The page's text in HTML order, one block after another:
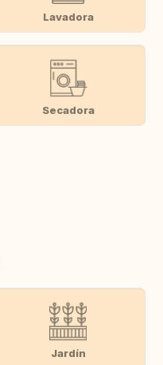
Lavadora
Secadora
Jardín